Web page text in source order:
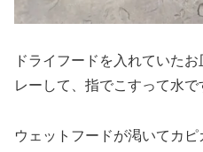
ドライフードを入れていた
レーして、指でこすって水で
ウェットフードが渇いてカ